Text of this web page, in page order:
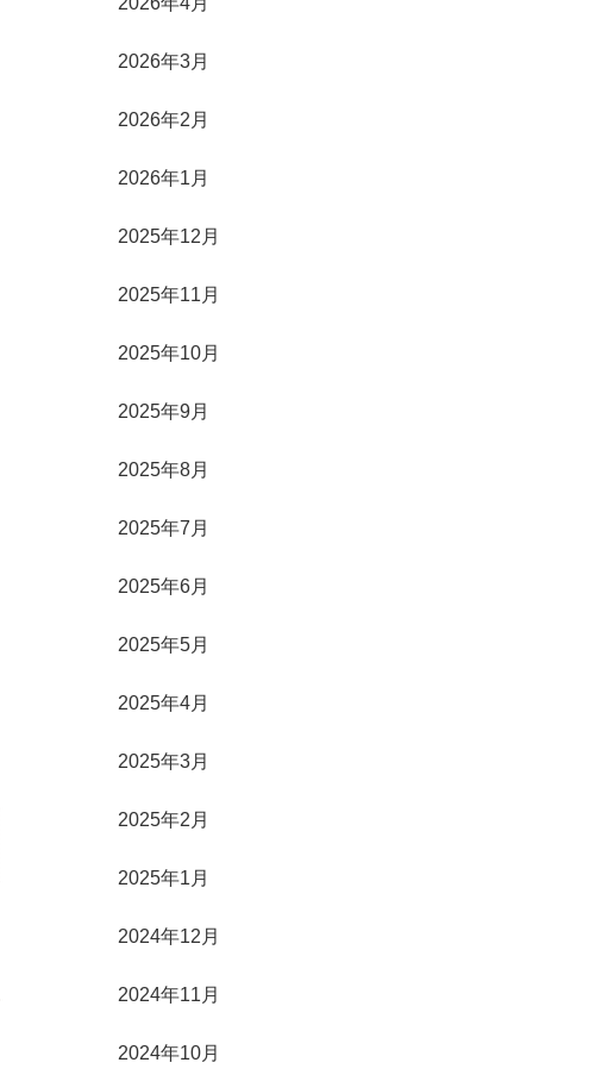
2026年3月
2026年2月
2026年1月
2025年12月
2025年11月
2025年10月
2025年9月
2025年8月
2025年7月
2025年6月
2025年5月
2025年4月
2025年3月
2025年2月
2025年1月
2024年12月
2024年11月
2024年10月